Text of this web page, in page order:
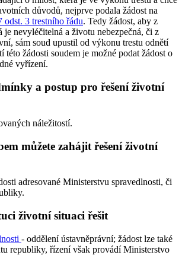
důvodů, nejprve podala žádost na
odst. 3 trestního řádu. Tedy žádost, aby z
je nevyléčitelná a životu nebezpečná, či z
sám soud upustil od výkonu trestu odnětí
této žádosti soudem je možné podat žádost o
vyřízení.
a postup pro řešení životní
náležitostí.
můžete zahájit řešení životní
adresované Ministerstvu spravedlnosti, či
životní situaci řešit
- oddělení ústavněprávní; žádost lze také
republiky, řízení však provádí Ministerstvo